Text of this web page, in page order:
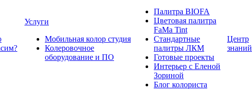
Услуги
Мобильная колор студия
Колеровочное
оборудование и ПО
Палитра BIOFA
Цветовая палитра
FaMa Tint
Стандартные
палитры ЛКМ
Готовые проекты
Интерьер с Еленой
Зориной
Блог колориста
Центр
знаний